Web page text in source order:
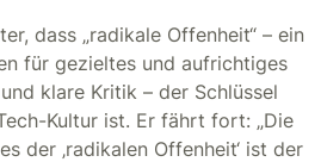
dass „radikale Offenheit“ – ein
für gezieltes und aufrichtiges
klare Kritik – der Schlüssel
Kultur ist. Er fährt fort: „Die
der ‚radikalen Offenheit‘ ist der